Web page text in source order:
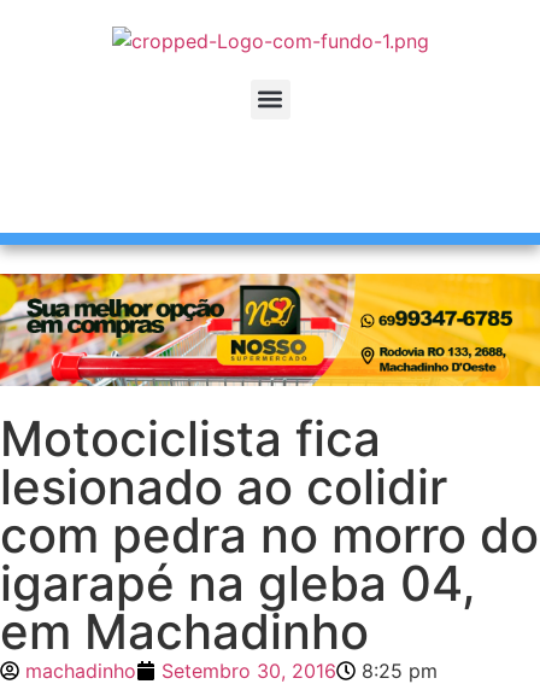
Motociclista fica
lesionado ao colidir
com pedra no morro do
igarapé na gleba 04,
em Machadinho
machadinho Setembro 30, 2016 8:25 pm